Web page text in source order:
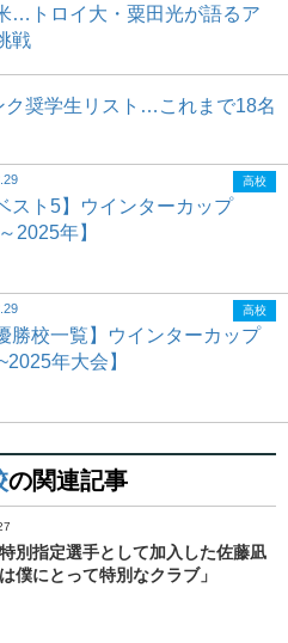
…トロイ大・粟田光が語るア
戦
ク奨学生リスト…これまで18名
スト5】ウインターカップ
2025年】
高校
勝校一覧】ウインターカップ
年大会】
高校
の関連記事
別指定選手として加入した佐藤凪
僕にとって特別なクラブ」